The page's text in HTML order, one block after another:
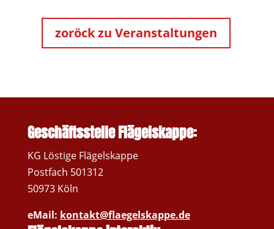
zoröck zu Veranstaltungen
Geschäftsstelle Flägelskappe:
KG Löstige Flägelskappe
Postfach 501312
50973 Köln
eMail: kontakt@flaegelskappe.de